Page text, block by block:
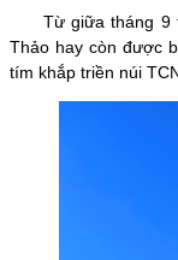
Từ giữa tháng 9
Thảo hay còn được
tím khắp triền núi